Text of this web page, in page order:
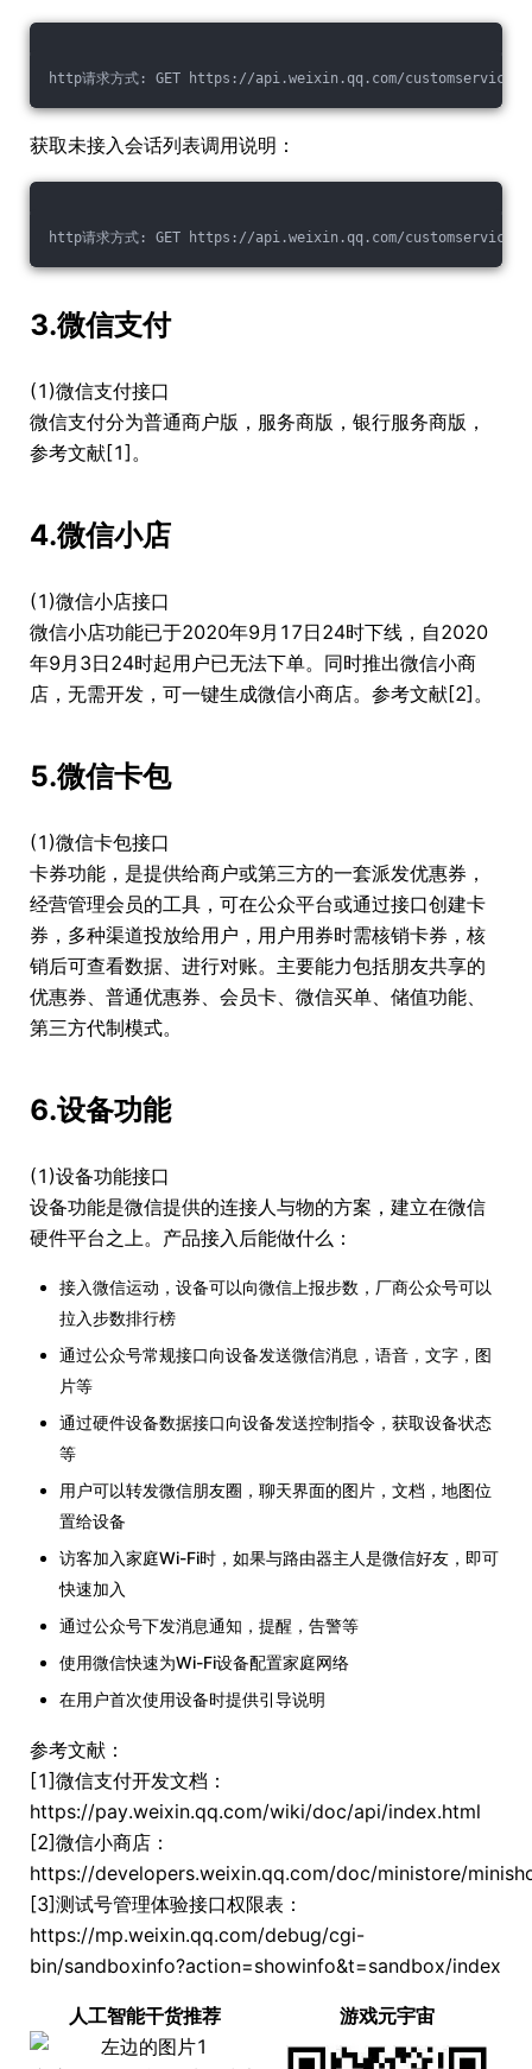
http请求方式: GET https://api.weixin.qq.com/customservice/
获取未接入会话列表调用说明：
http请求方式: GET https://api.weixin.qq.com/customservice/
3.微信支付
(1)微信支付接口
微信支付分为普通商户版，服务商版，银行服务商版，
参考文献[1]。
4.微信小店
(1)微信小店接口
微信小店功能已于2020年9月17日24时下线，自2020
年9月3日24时起用户已无法下单。同时推出微信小商
店，无需开发，可一键生成微信小商店。参考文献[2]。
5.微信卡包
(1)微信卡包接口
卡券功能，是提供给商户或第三方的一套派发优惠券，
经营管理会员的工具，可在公众平台或通过接口创建卡
券，多种渠道投放给用户，用户用券时需核销卡券，核
销后可查看数据、进行对账。主要能力包括朋友共享的
优惠券、普通优惠券、会员卡、微信买单、储值功能、
第三方代制模式。
6.设备功能
(1)设备功能接口
设备功能是微信提供的连接人与物的方案，建立在微信
硬件平台之上。产品接入后能做什么：
接入微信运动，设备可以向微信上报步数，厂商公众号可以
拉入步数排行榜
通过公众号常规接口向设备发送微信消息，语音，文字，图
片等
通过硬件设备数据接口向设备发送控制指令，获取设备状态
等
用户可以转发微信朋友圈，聊天界面的图片，文档，地图位
置给设备
访客加入家庭Wi-Fi时，如果与路由器主人是微信好友，即可
快速加入
通过公众号下发消息通知，提醒，告警等
使用微信快速为Wi-Fi设备配置家庭网络
在用户首次使用设备时提供引导说明
参考文献：
[1]微信支付开发文档：
https://pay.weixin.qq.com/wiki/doc/api/index.html
[2]微信小商店：
https://developers.weixin.qq.com/doc/ministore/
[3]测试号管理体验接口权限表：
https://mp.weixin.qq.com/debug/cgi-
bin/sandboxinfo?action=showinfo&t=sandbox/index
人工智能干货推荐 游戏元宇宙